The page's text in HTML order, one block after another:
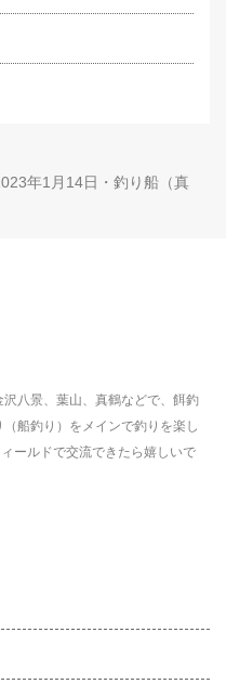
年1月14日・釣り船（真
八景、葉山、真鶴などで、餌釣
船釣り）をメインで釣りを楽し
ールドで交流できたら嬉しいで